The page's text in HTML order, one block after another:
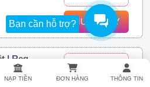
Bạn cần hỗ trợ?
NẠP TIỀN ĐƠN HÀNG THÔNG TIN
MUA NGAY
| Reg